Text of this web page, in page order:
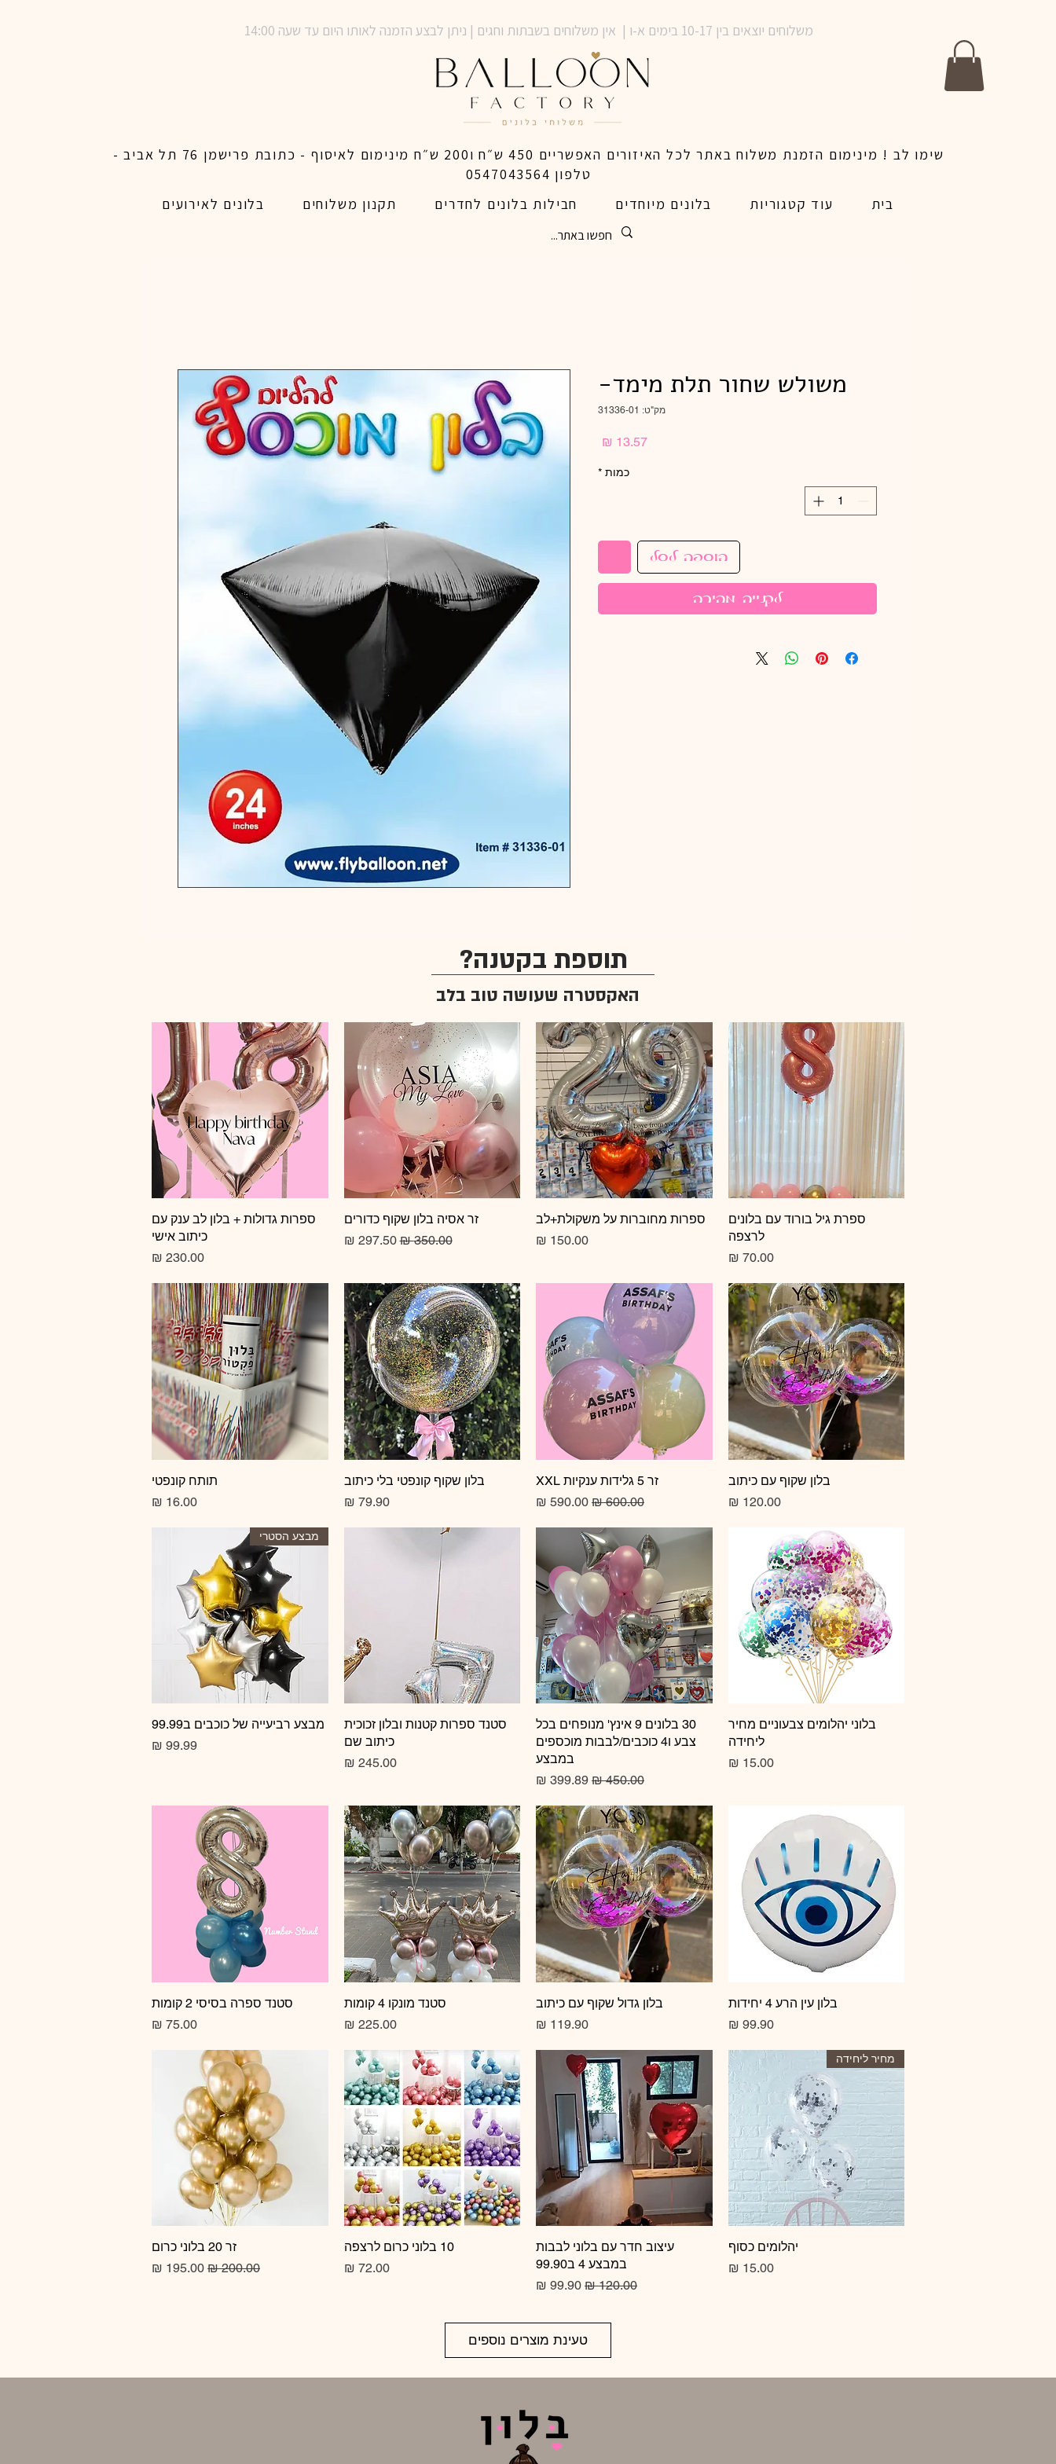
משלוחים יוצאים בין 10-17 בימים א-ו | אין משלוחים בשבתות וחגים | ניתן לבצע הזמנה לאותו היום עד שעה 14:00
שימו לב ! מינימום הזמנת משלוח באתר לכל האיזורים האפשריים 450 ש״ח ו200 ש״ח מינימום לאיסוף - כתובת פרישמן 76 תל אביב -
טלפון 0547043564
בית
עוד קטגוריות בלונים מיוחדים חבילות בלונים לחדרים תקנון משלוחים בלונים לאירועים
משולש שחור תלת מימד-
מק"ט: 31336-01
כמות *
הוספה לסל
לקנייה מהירה
תוספת בקטנה?
האקסטרה שעושה טוב בלב
תצוגה מהירה
ספרת גיל בורוד עם בלונים
לרצפה
מחיר‏70.00 ‏₪
תצוגה מהירה
ספרות מחוברות על משקולת+לב
מחיר
תצוגה מהירה
זר אסיה בלון שקוף כדורים
מחיר רגיל‏350.00 ‏₪ מחיר מבצע‏297.50 ‏₪
תצוגה מהירה
ספרות גדולות + בלון לב ענק עם
כיתוב אישי
מחיר
תצוגה מהירה
בלון שקוף עם כיתוב
מחיר‏120.00 ‏₪
תצוגה מהירה
זר 5 גלידות ענקיות XXL
מחיר רגיל מחיר מבצע
תצוגה מהירה
בלון שקוף קונפטי בלי כיתוב
מחיר‏79.90 ‏₪
תצוגה מהירהתותח קונפטי
מחיר
תצוגה מהירה
בלוני יהלומים צבעוניים מחיר
ליחידה
מחיר‏15.00 ‏₪
תצוגה מהירה
30 בלונים 9 אינץ' מנופחים בכל
צבע ו4 כוכבים/לבבות מוכספים
במבצע
מחיר רגיל מחיר מבצע
תצוגה מהירה
סטנד ספרות קטנות ובלון זכוכית
כיתוב שם
מחיר‏245.00 ‏₪
תצוגה מהירה
מבצע הסטרי
מבצע רביעייה של כוכבים ב99.99
מחיר
תצוגה מהירה
בלון עין הרע 4 יחידות
מחיר‏99.90 ‏₪
תצוגה מהירה
בלון גדול שקוף עם כיתוב
מחיר
תצוגה מהירה
סטנד מונקו 4 קומות
מחיר‏225.00 ‏₪
תצוגה מהירה
סטנד ספרה בסיסי 2 קומות
מחיר
תצוגה מהירה
מחיר ליחידה
יהלומים כסוף
מחיר‏15.00 ‏₪
תצוגה מהירה
עיצוב חדר עם בלוני לבבות
במבצע 4 ב99.90
מחיר רגיל מחיר מבצע
תצוגה מהירה
10 בלוני כרום לרצפה
מחיר‏72.00 ‏₪
תצוגה מהירה
זר 20 בלוני כרום
מחיר רגיל מחיר מבצע
טעינת מוצרים נוספים